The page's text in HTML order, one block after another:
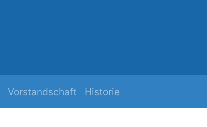
Vorstandschaft Historie